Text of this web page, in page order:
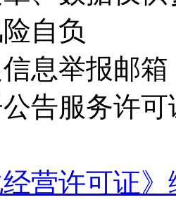
险自负
息举报邮箱
服务许可
经营许可证